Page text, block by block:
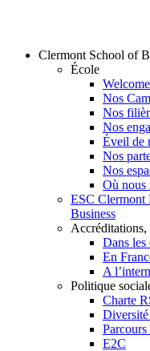
Clermont School of
École
Nos
Nos
Nos
Éveil de
Nos
Nos
Où nous
ESC Clermont
Business
Accréditations,
Dans les
En
A
Politique
Charte
Diversité
Parcours
E2C